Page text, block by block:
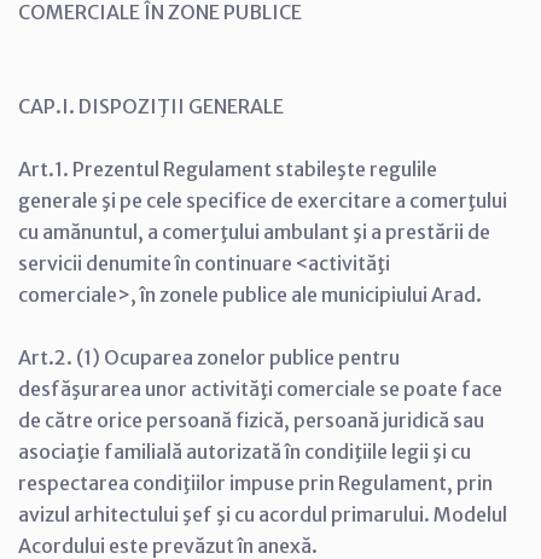
COMERCIALE ÎN ZONE PUBLICE
CAP.I. DISPOZIŢII GENERALE
Art.1. Prezentul Regulament stabileşte regulile
generale şi pe cele specifice de exercitare a comerţului
cu amănuntul, a comerţului ambulant şi a prestării de
servicii denumite în continuare <activităţi
comerciale>, în zonele publice ale municipiului Arad.
Art.2. (1) Ocuparea zonelor publice pentru
desfăşurarea unor activităţi comerciale se poate face
de către orice persoană fizică, persoană juridică sau
asociaţie familială autorizată în condiţiile legii şi cu
respectarea condiţiilor impuse prin Regulament, prin
avizul arhitectului şef şi cu acordul primarului. Modelul
Acordului este prevăzut în anexă.